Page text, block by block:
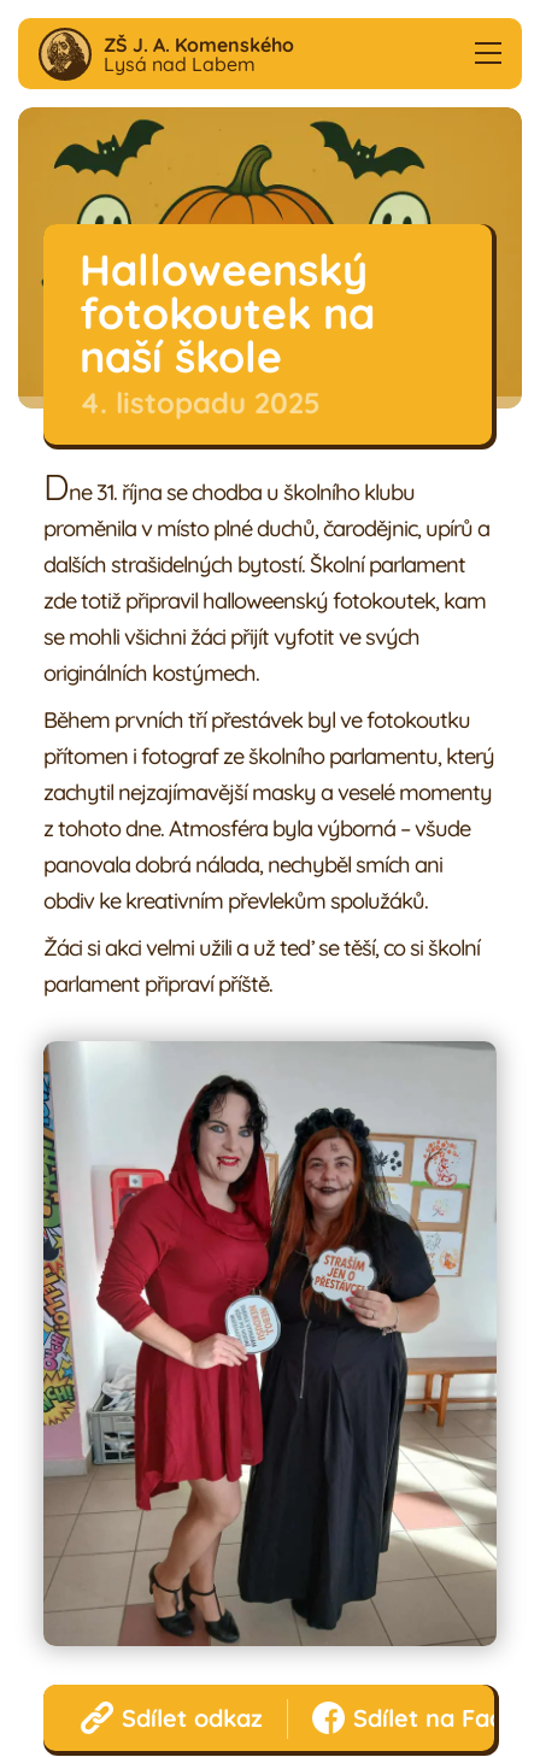
ZŠ J. A. Komenského
Lysá nad Labem
Aktuality
Škola
Družina
Školní klub
Jídelna
Galerie
Náš tým
Halloweenský
fotokoutek na
naší škole
4. listopadu 2025
Dne 31. října se chodba u školního klubu
proměnila v místo plné duchů, čarodějnic, upírů a
dalších strašidelných bytostí. Školní parlament
zde totiž připravil halloweenský fotokoutek, kam
se mohli všichni žáci přijít vyfotit ve svých
originálních kostýmech.
Během prvních tří přestávek byl ve fotokoutku
přítomen i fotograf ze školního parlamentu, který
zachytil nejzajímavější masky a veselé momenty
z tohoto dne. Atmosféra byla výborná – všude
panovala dobrá nálada, nechyběl smích ani
obdiv ke kreativním převlekům spolužáků.
Žáci si akci velmi užili a už teď se těší, co si školní
parlament připraví příště.
Sdílet odkaz Sdílet na